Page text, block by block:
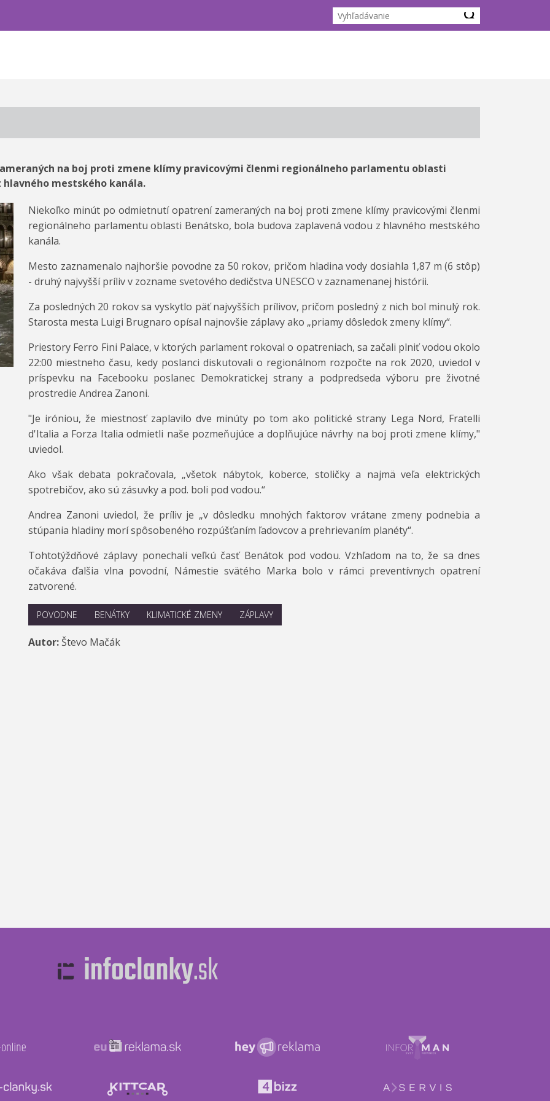
na boj proti zmene klímy pravicovými členmi regionálneho parlamentu oblasti
mestského kanála.
Niekoľko minút po odmietnutí opatrení zameraných na boj proti zmene klímy pravicovými členmi
regionálneho parlamentu oblasti Benátsko, bola budova zaplavená vodou z hlavného mestského
kanála.
Mesto zaznamenalo najhoršie povodne za 50 rokov, pričom hladina vody dosiahla 1,87 m (6 stôp)
- druhý najvyšší príliv v zozname svetového dedičstva UNESCO v zaznamenanej histórii.
Za posledných 20 rokov sa vyskytlo päť najvyšších prílivov, pričom posledný z nich bol minulý rok.
Starosta mesta Luigi Brugnaro opísal najnovšie záplavy ako „priamy dôsledok zmeny klímy“.
Priestory Ferro Fini Palace, v ktorých parlament rokoval o opatreniach, sa začali plniť vodou okolo
22:00 miestneho času, kedy poslanci diskutovali o regionálnom rozpočte na rok 2020, uviedol v
príspevku na Facebooku poslanec Demokratickej strany a podpredseda výboru pre životné
prostredie Andrea Zanoni.
"Je iróniou, že miestnosť zaplavilo dve minúty po tom ako politické strany Lega Nord, Fratelli
d'Italia a Forza Italia odmietli naše pozmeňujúce a doplňujúce návrhy na boj proti zmene klímy,"
uviedol.
Ako však debata pokračovala, „všetok nábytok, koberce, stoličky a najmä veľa elektrických
spotrebičov, ako sú zásuvky a pod. boli pod vodou.“
Andrea Zanoni uviedol, že príliv je „v dôsledku mnohých faktorov vrátane zmeny podnebia a
stúpania hladiny morí spôsobeného rozpúšťaním ľadovcov a prehrievaním planéty“.
Tohtotýždňové záplavy ponechali veľkú časť Benátok pod vodou. Vzhľadom na to, že sa dnes
očakáva ďalšia vlna povodní, Námestie svätého Marka bolo v rámci preventívnych opatrení
zatvorené.
POVODNE BENÁTKY KLIMATICKÉ ZMENY ZÁPLAVY
Autor: Števo Mačák